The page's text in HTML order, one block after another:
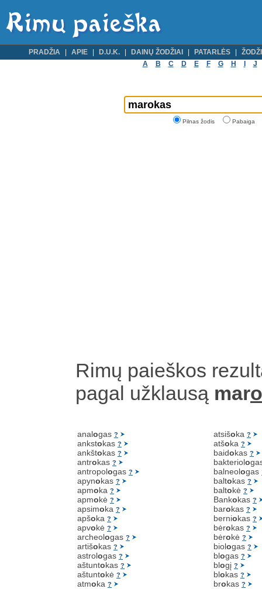
PRADŽIA APIE D.U.K. DAINŲ ŽODŽIAI PATARLĖS
A
B C D E F G H J
Pilnas žodis Pabaiga
Rimų paieškos
pagal užklausą mar
analogas ?
ankstokas ?
ankštokas ?
antrokas ?
antropologas ?
apynokas ?
apmoka ?
apmokė ?
apsimoka ?
apšoka ?
apvokė ?
archeologas ?
artišokas ?
astrologas ?
aštuntokas ?
aštuntokė ?
atmoka ?
atsišoka ?
atšoka ?
baidokas ?
bakteriolo
balneologas
baltokas ?
baltokė ?
Bankokas ?
barokas ?
berniokas ?
bėrokas ?
bėrokė ?
biologas ?
blogas ?
blogį ?
blokas ?
brokas ?